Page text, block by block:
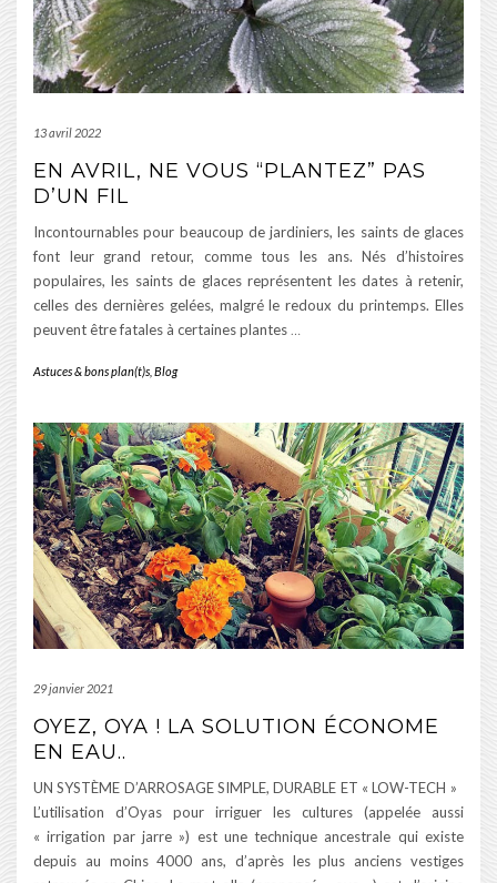
13 avril 2022
EN AVRIL, NE VOUS “PLANTEZ” PAS
D’UN FIL
Incontournables pour beaucoup de jardiniers, les saints de glaces
font leur grand retour, comme tous les ans. Nés d’histoires
populaires, les saints de glaces représentent les dates à retenir,
celles des dernières gelées, malgré le redoux du printemps. Elles
peuvent être fatales à certaines plantes …
Astuces & bons plan(t)s Blog
29 janvier 2021
OYEZ, OYA ! LA SOLUTION ÉCONOME
EN EAU..
UN SYSTÈME D’ARROSAGE SIMPLE, DURABLE ET « LOW-TECH »
L’utilisation d’Oyas pour irriguer les cultures (appelée aussi
« irrigation par jarre ») est une technique ancestrale qui existe
depuis au moins 4000 ans, d’après les plus anciens vestiges